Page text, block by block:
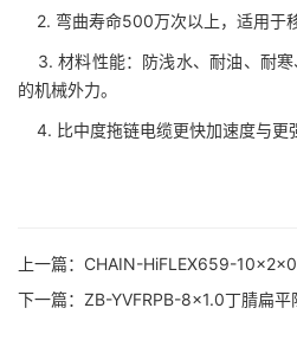
2. 弯曲寿命500万次以上，适用于移
3. 材料性能：防浅水、耐油、耐寒
的机械外力。
4. 比中度拖链电缆更快加速度与更
上一篇： CHAIN-HiFLEX659-
下一篇： ZB-YVFRPB-8×1.0丁腈扁平